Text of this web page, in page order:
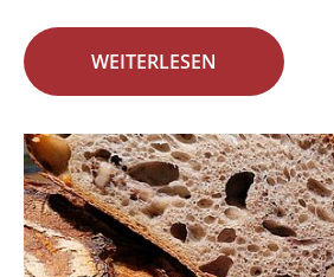
WEITERLESEN